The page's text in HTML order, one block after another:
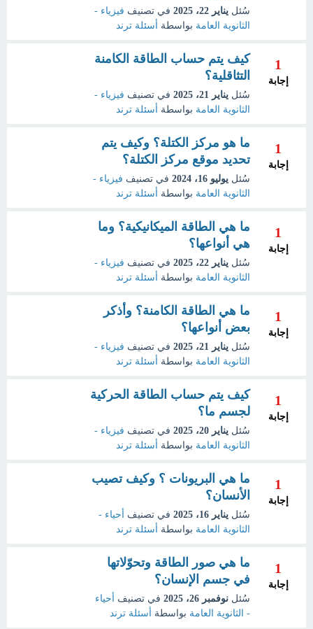
سُئل يناير 22، 2025 في تصنيف فيزياء -
الثانوية العامة بواسطة أسئلة ترند
1
إجابة
كيف يتم حساب الطاقة الكامنة
التثاقلية؟
سُئل يناير 21، 2025 في تصنيف فيزياء -
الثانوية العامة بواسطة أسئلة ترند
1
إجابة
ما هو مركز الكتلة؟ وكيف يتم
تحديد موقع مركز الكتلة؟
سُئل يوليو 16، 2024 في تصنيف فيزياء -
الثانوية العامة بواسطة أسئلة ترند
1
إجابة
ما هي الطاقة الميكانيكية؟ وما
هي أنواعها؟
سُئل يناير 22، 2025 في تصنيف فيزياء -
الثانوية العامة بواسطة أسئلة ترند
1
إجابة
ما هي الطاقة الكامنة؟ وأذكر
بعض أنواعها؟
سُئل يناير 21، 2025 في تصنيف فيزياء -
الثانوية العامة بواسطة أسئلة ترند
1
إجابة
كيف يتم حساب الطاقة الحركية
لجسم ما؟
سُئل يناير 20، 2025 في تصنيف فيزياء -
الثانوية العامة بواسطة أسئلة ترند
1
إجابة
ما هي البريونات ؟ وكيف تصيب
الأنسان؟
سُئل يناير 16، 2025 في تصنيف
أحياء -
الثانوية العامة بواسطة أسئلة ترند
1
إجابة
ما هي صور الطاقة وتحوّلاتها
في جسم الإنسان؟
سُئل نوفمبر 26، 2025 في تصنيف
أحياء
- الثانوية العامة بواسطة أسئلة ترند